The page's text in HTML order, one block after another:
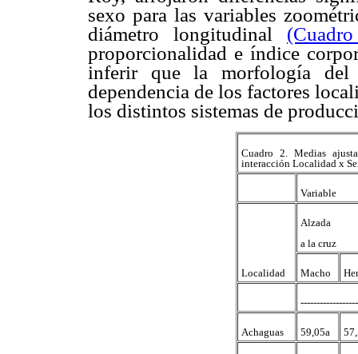
sexo para las variables
diámetro longitudinal
proporcionalidad e índice
inferir que la morfología
dependencia de los factores
los distintos sistemas de
Cuadro 2. Medias
interacción Localidad x
Variable
Localidad
Alzada
a la cruz
Macho
Achaguas 59,05a